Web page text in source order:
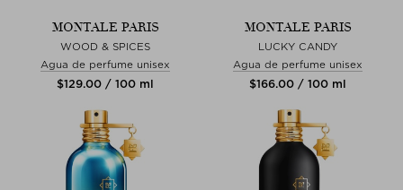
MONTALE PARIS
WOOD & SPICES
Agua de perfume unisex
$‌129.00 / 100 ml
MONTALE PARIS
LUCKY CANDY
Agua de perfume unisex
$‌166.00 / 100 ml